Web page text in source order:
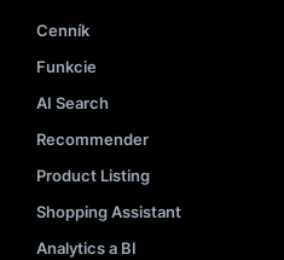
Cenník
Funkcie
AI Search
Recommender
Product Listing
Shopping Assistant
Analytics a BI